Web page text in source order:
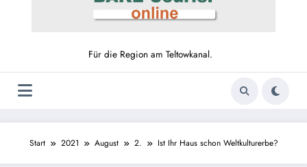
Für die Region am Teltowkanal.
Start 2021 August 2. Ist Ihr Haus schon Weltkulturerbe?